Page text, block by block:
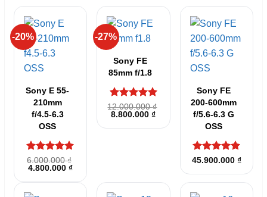
-20%
Sony E 55-
210mm
f/4.5-6.3
OSS
Được xếp
hạng55
6.000.000₫
Giá
là:
6.000.000 ₫.
4.800.000₫Giá
hiện
tại
-27%
Sony FE
85mm f/1.8
Được xếp
hạng55
12.000.000₫
Giá
là:
8.800.000₫Giá
hiện
tại
8.800.000 ₫.
Sony FE
200-600mm
f/5.6-6.3 G
OSS
Được xếp
45.900.000 ₫